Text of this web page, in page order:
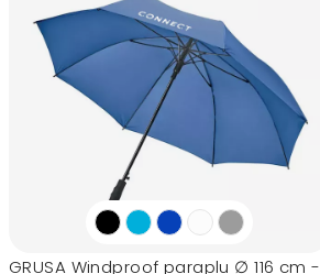
GRUSA Windproof paraplu ∅ 116 cm -